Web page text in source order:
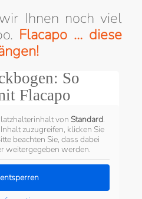
Ihnen noch viel
Flacapo … diese
So
Flacapo
vonStandard.
zuzugreifen, klicken Sie
beachten Sie, dass dabei
weitergegeben werden.